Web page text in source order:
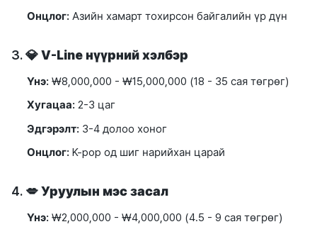
Онцлог: Азийн хамарт тохирсон байгалийн үр дүн
3. 💎V-Line нүүрний хэлбэр
Үнэ: ₩8,000,000 - ₩15,000,000 (18 - 35 сая төгрөг)
Хугацаа: 2-3 цаг
Эдгэрэлт: 3-4 долоо хоног
Онцлог: K-pop од шиг нарийхан царай
4. 💋Уруулын мэс засал
Үнэ: ₩2,000,000 - ₩4,000,000 (4.5 - 9 сая төгрөг)